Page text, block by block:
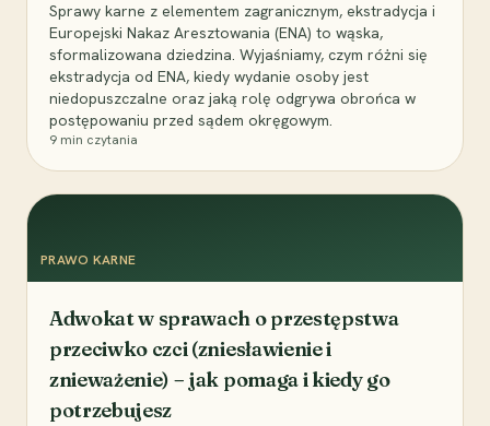
Sprawy karne z elementem zagranicznym, ekstradycja i
Europejski Nakaz Aresztowania (ENA) to wąska,
sformalizowana dziedzina. Wyjaśniamy, czym różni się
ekstradycja od ENA, kiedy wydanie osoby jest
niedopuszczalne oraz jaką rolę odgrywa obrońca w
postępowaniu przed sądem okręgowym.
9 min czytania
PRAWO KARNE
Adwokat w sprawach o przestępstwa
przeciwko czci (zniesławienie i
znieważenie) – jak pomaga i kiedy go
potrzebujesz